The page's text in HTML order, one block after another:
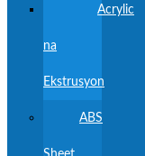
Acrylic
na
Ekstrusyon
ABS